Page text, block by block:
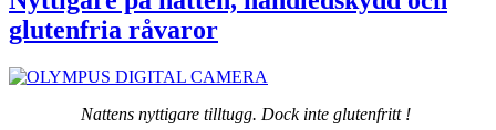
glutenfria råvaror
Nattens nyttigare tilltugg. Dock inte glutenfritt !